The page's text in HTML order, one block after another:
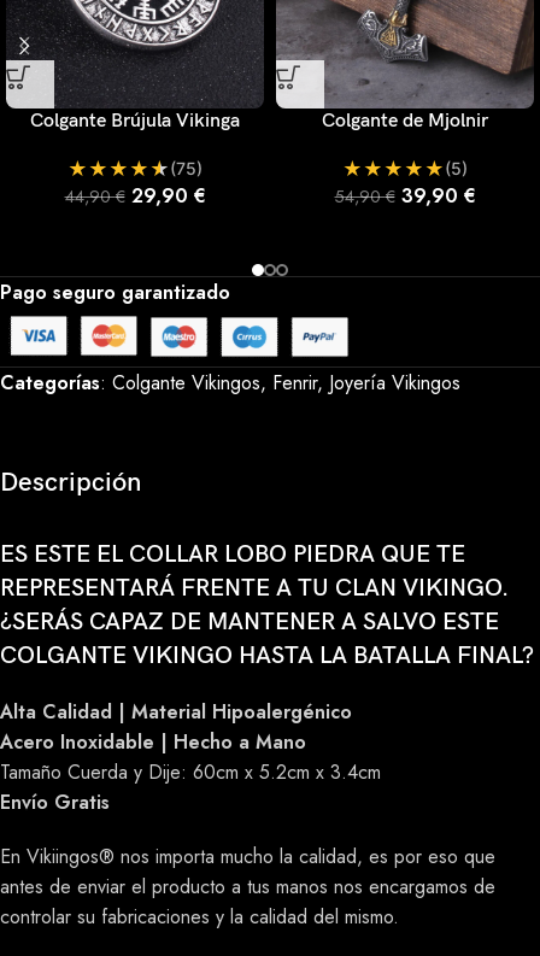
Colgante Brújula Vikinga
★ ★ ★ ★ ★(75)
44,90€ 29,90 €
Colgante de Mjolnir
★ ★ ★ ★ ★(5)
54,90€ 39,90 €
Pago seguro garantizado
Categorías: Colgante Vikingos, Fenrir, Joyería Vikingos
Descripción
ES ESTE EL COLLAR LOBO PIEDRA QUE TE
REPRESENTARÁ FRENTE A TU CLAN VIKINGO.
¿SERÁS CAPAZ DE MANTENER A SALVO ESTE
COLGANTE VIKINGO HASTA LA BATALLA FINAL?
Alta Calidad | Material Hipoalergénico
Acero Inoxidable | Hecho a Mano
Tamaño Cuerda y Dije: 60cm x 5.2cm x 3.4cm
Envío Gratis
En Vikiingos® nos importa mucho la calidad, es por eso que
antes de enviar el producto a tus manos nos encargamos de
controlar su fabricaciones y la calidad del mismo.